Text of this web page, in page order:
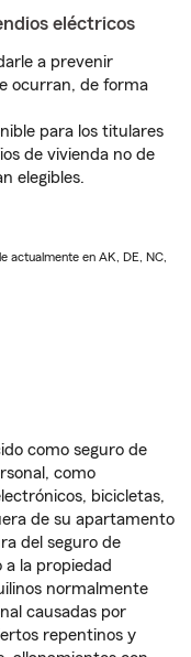
eléctricos
a prevenir
ocurran, de forma
para los titulares
de vivienda no de
elegibles.
actualmente en AK, DE, NC,
como seguro de
como
bicicletas,
de su apartamento
del seguro de
la propiedad
normalmente
causadas por
repentinos y